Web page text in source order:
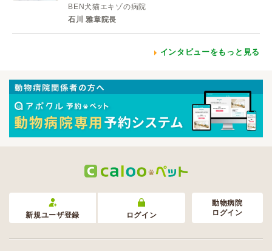
BEN犬猫エキゾの病院
石川 雅章院長
インタビューをもっと見る
新規ユーザ登録 ログイン
動物病院
ログイン